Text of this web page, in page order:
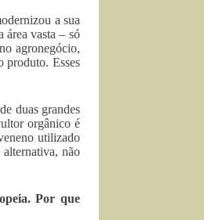
a sua
área vasta – só
agronegócio,
produto. Esses
duas grandes
orgânico é
utilizado
não
Por que